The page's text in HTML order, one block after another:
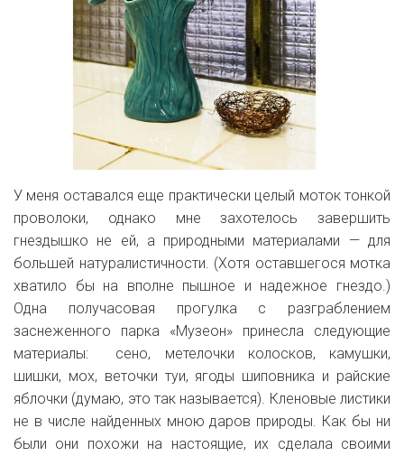
У меня оставался еще практически целый моток тонкой
проволоки, однако мне захотелось завершить
гнездышко не ей, а природными материалами — для
большей натуралистичности. (Хотя оставшегося мотка
хватило бы на вполне пышное и надежное гнездо.)
Одна получасовая прогулка с разграблением
заснеженного парка «Музеон» принесла следующие
материалы: сено, метелочки колосков, камушки,
шишки, мох, веточки туи, ягоды шиповника и райские
яблочки (думаю, это так называется). Кленовые листики
не в числе найденных мною даров природы. Как бы ни
были они похожи на настоящие, их сделала своими